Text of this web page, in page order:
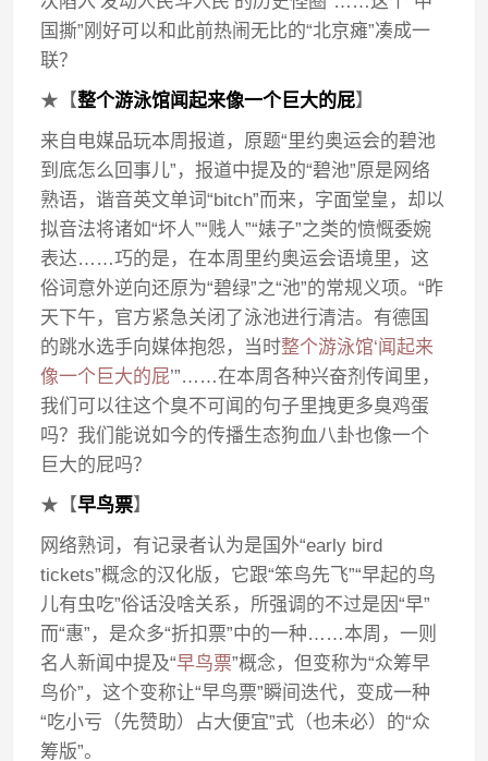
国撕”刚好可以和此前热闹无比的“北京瘫”凑成一
联？
★【整个游泳馆闻起来像一个巨大的屁】
来自电媒品玩本周报道，原题“里约奥运会的碧池
到底怎么回事儿”，报道中提及的“碧池”原是网络
熟语，谐音英文单词“bitch”而来，字面堂皇，却以
拟音法将诸如“坏人”“贱人”“婊子”之类的愤慨委婉
表达……巧的是，在本周里约奥运会语境里，这
俗词意外逆向还原为“碧绿”之“池”的常规义项。“昨
天下午，官方紧急关闭了泳池进行清洁。有德国
的跳水选手向媒体抱怨，当时整个游泳馆‘闻起来
像一个巨大的屁’”……在本周各种兴奋剂传闻里，
我们可以往这个臭不可闻的句子里拽更多臭鸡蛋
吗？我们能说如今的传播生态狗血八卦也像一个
巨大的屁吗？
★【早鸟票】
网络熟词，有记录者认为是国外“early bird
tickets”概念的汉化版，它跟“笨鸟先飞”“早起的鸟
儿有虫吃”俗话没啥关系，所强调的不过是因“早”
而“惠”，是众多“折扣票”中的一种……本周，一则
名人新闻中提及“早鸟票”概念，但变称为“众筹早
鸟价”，这个变称让“早鸟票”瞬间迭代，变成一种
“吃小亏（先赞助）占大便宜”式（也未必）的“众
筹版”。